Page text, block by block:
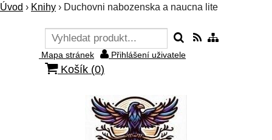
Úvod › Knihy › Duchovni nabozenska a naucna lite
Mapa stránek Přihlášení uživatele
Košík (0)